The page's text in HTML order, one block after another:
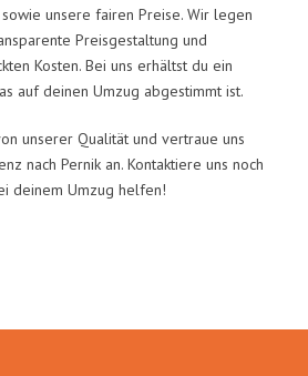
unsere fairen Preise. Wir legen
Preisgestaltung und
Kosten. Bei uns erhältst du ein
auf deinen Umzug abgestimmt ist.
unserer Qualität und vertraue uns
nach Pernik an. Kontaktiere uns noch
deinem Umzug helfen!